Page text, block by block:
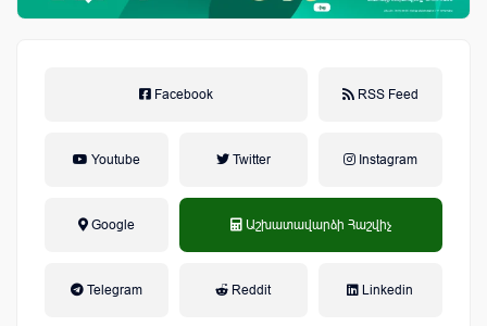
Facebook RSS Feed
Youtube Twitter Instagram
Google Աշխատավարձի Հաշվիչ
Telegram Reddit Linkedin